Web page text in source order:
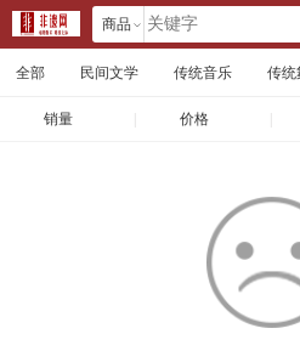
商品 󰄘
全部 民间文学 传统音乐 传统
销量 价格